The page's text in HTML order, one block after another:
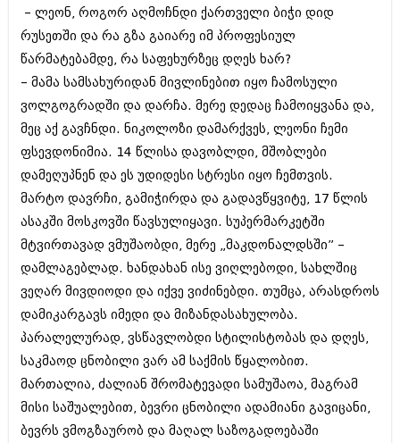
შოუბიზნესი
დაიჯესტი
ქალი და მამაკაცი
ისტორია
სხვადასხვა
ანონსი
აგვისტო 2018 (162)
ივლისი 2018 (223)
ივნისი 2018 (244)
მაისი 2018 (211)
აპრილი 2018 (194)
მარტი 2018 (256)
თებერვალი 2018 (208)
იანვარი 2018 (215)
ნოემბერი 2017 (212)
ოქტომბერი 2017 (231)
ისტორია
სხვადასხვა
ანონსი
არქივი
ნოემბერი 2020 (103)
ოქტომბერი 2020 (209)
აგვისტო 2020 (249)
ივლისი 2020 (204)
ივნისი 2020 (249)
არქივის ზომის ნახვა
– ლეონ, როგორ აღმოჩნდი ქართველი ბიჭი დიდ
რუსეთში და რა გზა გაიარე იმ პროფესიულ
წარმატებამდე, რა საფეხურზეც დღეს ხარ?
– მამა სამსახურიდან მივლინებით იყო ჩამოსული
ვოლგოგრადში და დარჩა. მერე დედაც ჩამოიყვანა და,
მეც აქ გავჩნდი. ნიკოლოზი დამარქვეს, ლეონი ჩემი
ფსევდონიმია. 14 წლისა დავობლდი, მშობლები
დამეღუპნენ და ეს უდიდესი სტრესი იყო ჩემთვის.
მარტო დავრჩი, გამიჭირდა და გადავწყვიტე, 17 წლის
ასაკში მოსკოვში წავსულიყავი. სუპერმარკეტში
მტვირთავად ვმუშაობდი, მერე „მაკდონალდსში” –
დამლაგებლად. ხანდახან ისე ვიღლებოდი, სახლშიც
ვეღარ მივდიოდი და იქვე ვიძინებდი. თუმცა, არასდროს
დამიკარგავს იმედი და მიზანდასახულობა.
პარალელურად, ვსწავლობდი სტილისტობას და დღეს,
საკმაოდ ცნობილი ვარ ამ საქმის წყალობით.
მართალია, ძალიან შრომატევადი სამუშაოა, მაგრამ
მისი საშუალებით, ბევრი ცნობილი ადამიანი გავიცანი,
ბევრს ვმოგზაურობ და მაღალ საზოგადოებაში